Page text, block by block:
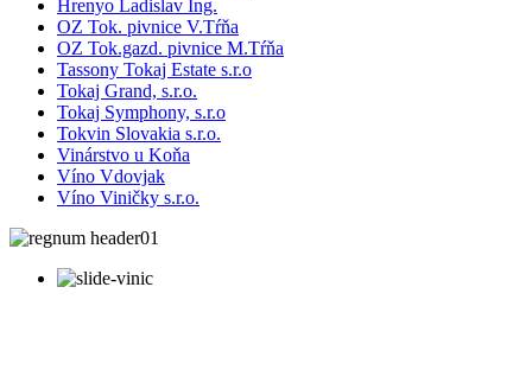
Hrenyo Ladislav Ing.
OZ Tok. pivnice V.Tŕňa
OZ Tok.gazd. pivnice M.Tŕňa
Tassony Tokaj Estate s.r.o
Tokaj Grand, s.r.o.
Tokaj Symphony, s.r.o
Tokvin Slovakia s.r.o.
Vinárstvo u Koňa
Víno Vdovjak
Víno Viničky s.r.o.